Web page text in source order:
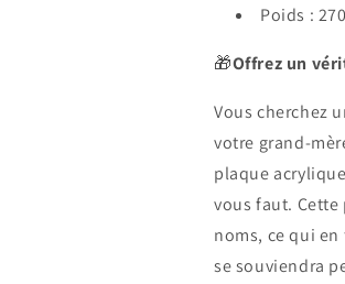
Poids :
🎁Offrez un
Vous cherchez
votre grand-
plaque
vous faut. Cette
noms, ce qui
se souviendra